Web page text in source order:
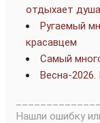
отдыхает
Ругаемый
красавцем
Самый
Весна-
Нашли ошибку